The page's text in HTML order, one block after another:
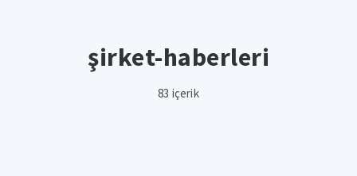
şirket-haberleri
83 içerik